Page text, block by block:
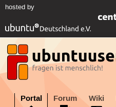
hosted by
Portal Forum Wiki